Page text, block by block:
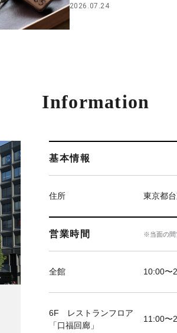
2026.07.24
Information
基本情報
住所 東京都
営業時間 ※当面の間
全館 10:00〜
6F レストランフロア
「口福回廊」
11:00〜